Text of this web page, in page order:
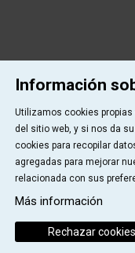
Información
Utilizamos cookies
del sitio web, y si nos da
cookies para recopilar
agregadas para mejorar
relacionada con sus
Más información
Rechazar cookies